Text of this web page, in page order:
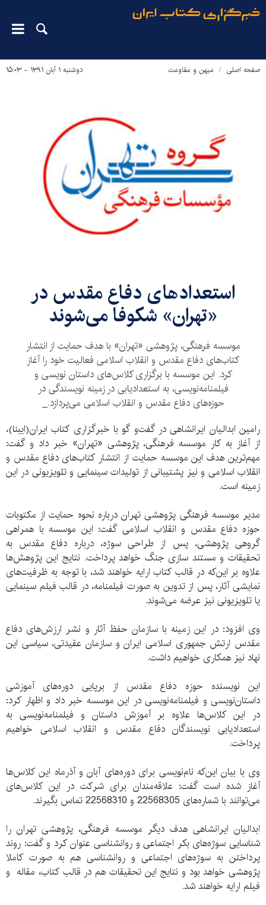
صفحه اصلی میهن و مقاومت دوشنبه ۱ آبان ۱۳۹۱ - ۱۵:۰۳
استعداد‌های دفاع مقدس در
«تهران» شکوفا می‌شوند
موسسه فرهنگی، پژوهشی «تهران» با هدف حمایت از انتشار
کتاب‌ها‌ی دفاع مقدس و انقلاب اسلامی فعالیت خود را آغاز
کرد. این موسسه با برگزاری کلاس‌های داستان نویسی و
فیلمنامه‌نویسی، به استعدادیابی در زمینه نویسندگی در
حوزه‌های دفاع مقدس و انقلاب اسلامی می‌پردازد._
رامین ابدالیان ایرانشاهی در گفت‌و گو با خبرگزاری کتاب ایران(ایبنا)،
از آغاز به کار موسسه فرهنگی، پژوهشی «تهران» خبر داد و گفت:
مهم‌ترین هدف این موسسه حمایت از انتشار کتاب‌های دفاع مقدس و
انقلاب اسلامی و نیز پشتیبانی از تولیدات سینمایی و تلویزیونی در این
زمینه است.
مدیر موسسه فرهنگی پژوهشی تهران درباره نحوه حمایت از مکتوبات
حوزه دفاع مقدس و انقلاب اسلامی گفت: این موسسه با همراهی
گروهی پژوهشی، پس از طراحی سوژه، درباره دفاع مقدس به
تحقیقات و مستند سازی جنگ خواهد پرداخت. نتایج این پژوهش‌ها
علاوه بر این‌که در قالب کتاب ارایه خواهند شد، با توجه به ظرفیت‌های
نمایشی آثار، پس از تدوین به صورت فیلمنامه، در قالب فیلم سینمایی
یا تلویزیونی نیز عرضه می‌شوند.
وی افزود: در این زمینه با سازمان حفظ آثار و نشر ارزش‌های دفاع
مقدس ارتش جمهوری اسلامی ایران و سازمان عقیدتی، سیاسی این
نهاد نیز همکاری خواهیم داشت.
این نویسنده حوزه دفاع مقدس از برپایی دوره‌های آموزشی
داستان‌نویسی و فیلمنامه‌نویسی در این موسسه خبر داد و اظهار کرد:
در این کلاس‌ها علاوه بر آموزش داستان و فیلمنامه‌نویسی به
استعدادیابی نویسندگان دفاع مقدس و انقلاب اسلامی خواهیم
پرداخت.
وی با بیان این‌که نام‌نویسی برای دوره‌های آبان و آذرماه این کلاس‌ها
آغاز شده است گفت: علاقه‌مندان برای شرکت در این کلاس‌های
می‌توانند با شماره‌های 22568305 و 22568310 تماس بگیرند.
ابدالیان ایرانشاهی هدف دیگر موسسه فرهنگی، پژوهشی تهران را
شناسایی سوژه‌های بکر اجتماعی و روانشناسی عنوان کرد و گفت: روند
پرداختن به سوژه‌های اجتماعی و روانشناسی‌ هم به صورت کاملا
پژوهشی خواهد بود و نتایج این تحقیقات هم در قالب کتاب، مقاله و
فیلم ارایه خواهند شد.